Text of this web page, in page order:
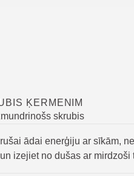
ĶERMENIM
skrubis
ādai enerģiju ar sīkām,
izejiet no dušas ar mirdzoši